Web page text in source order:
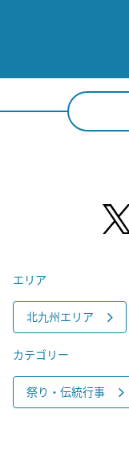
エリア
北九州エリア
カテゴリー
祭り・伝統行事